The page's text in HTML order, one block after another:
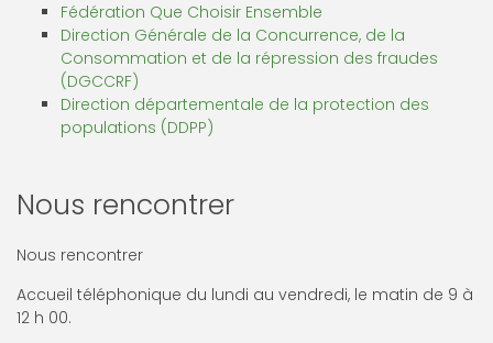
Fédération Que Choisir Ensemble
Direction Générale de la Concurrence, de la
Consommation et de la répression des fraudes
(DGCCRF)
Direction départementale de la protection des
populations (DDPP)
Nous rencontrer
Nous rencontrer
Accueil téléphonique du lundi au vendredi, le matin de 9 à
12 h 00.